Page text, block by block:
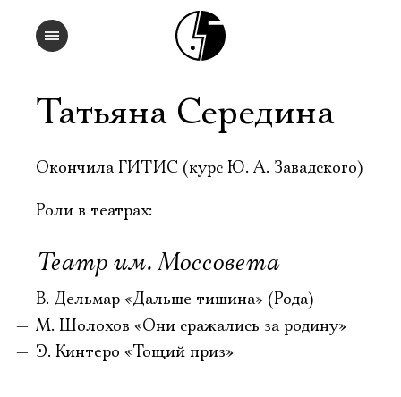
Татьяна Середина
Окончила ГИТИС (курс Ю. А. Завадского)
Роли в театрах:
Театр им. Моссовета
В. Дельмар «Дальше тишина» (Рода)
М. Шолохов «Они сражались за родину»
Э. Кинтеро «Тощий приз»